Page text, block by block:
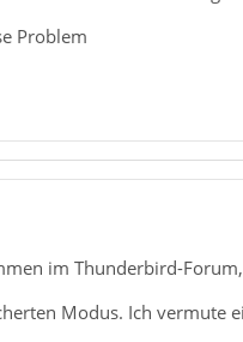
Problem
im Thunderbird-Forum,
Modus. Ich vermute